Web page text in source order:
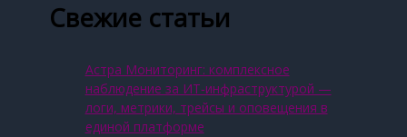
Свежие статьи
Астра Мониторинг: комплексное
наблюдение за ИТ‑инфраструктурой —
логи, метрики, трейсы и оповещения в
единой платформе